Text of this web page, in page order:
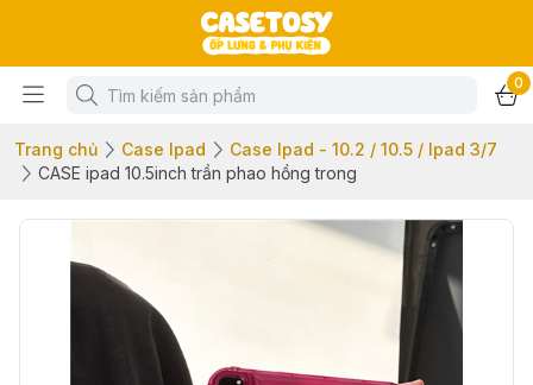
0
Trang chủ Case Ipad
Case Ipad - 10.2 / 10.5 / Ipad 3/7
CASE ipad 10.5inch trần phao hồng trong